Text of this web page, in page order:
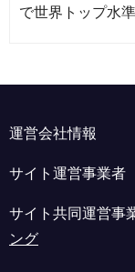
で世界トップ水
運営会社情報
サイト運営事業
サイト共同運営
ング